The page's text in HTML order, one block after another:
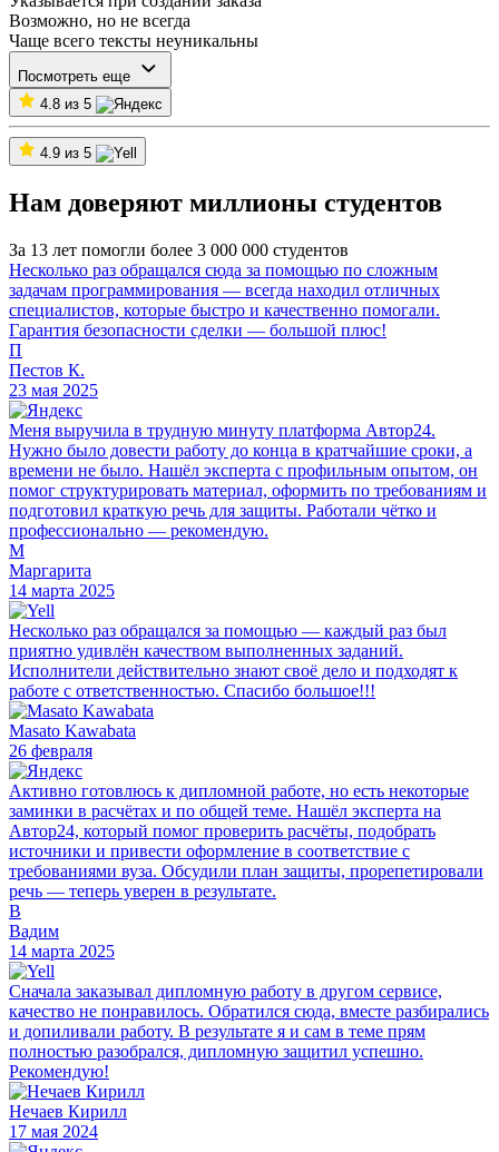
Возможно, но не всегда
Чаще всего тексты неуникальны
Посмотреть еще
4.8 из 5
4.9 из 5
Нам доверяют миллионы студентов
За 13 лет помогли более 3 000 000 студентов
Несколько раз обращался сюда за помощью по сложным
задачам программирования — всегда находил отличных
специалистов, которые быстро и качественно помогали.
Гарантия безопасности сделки — большой плюс!
П
Пестов К.
23 мая 2025
Меня выручила в трудную минуту платформа Автор24.
Нужно было довести работу до конца в кратчайшие сроки, а
времени не было. Нашёл эксперта с профильным опытом, он
помог структурировать материал, оформить по требованиям и
подготовил краткую речь для защиты. Работали чётко и
профессионально — рекомендую.
М
Маргарита
14 марта 2025
Несколько раз обращался за помощью — каждый раз был
приятно удивлён качеством выполненных заданий.
Исполнители действительно знают своё дело и подходят к
работе с ответственностью. Спасибо большое!!!
Masato Kawabata
26 февраля
Активно готовлюсь к дипломной работе, но есть некоторые
заминки в расчётах и по общей теме. Нашёл эксперта на
Автор24, который помог проверить расчёты, подобрать
источники и привести оформление в соответствие с
требованиями вуза. Обсудили план защиты, прорепетировали
речь — теперь уверен в результате.
В
Вадим
14 марта 2025
Сначала заказывал дипломную работу в другом сервисе,
качество не понравилось. Обратился сюда, вместе разбирались
и допиливали работу. В результате я и сам в теме прям
полностью разобрался, дипломную защитил успешно.
Рекомендую!
Нечаев Кирилл
17 мая 2024